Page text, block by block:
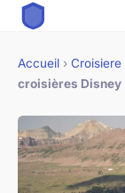
Accueil › Croisiere
croisières Disney